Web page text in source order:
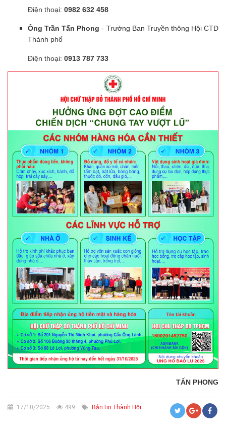
Điện thoại: 0982 632 458
Ông Trần Tấn Phong - Trưởng Ban Truyền thông Hội CTĐ
Thành phố
Điện thoại: 0913 787 733
TẤN PHONG
17/10/2025 499 Bản tin Thành Hội